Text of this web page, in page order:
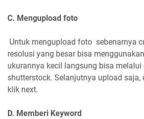
C. Mengupload foto
Untuk mengupload foto sebenarnya
resolusi yang besar bisa
ukurannya kecil langsung bisa
shutterstock. Selanjutnya upload saja,
klik next.
D. Memberi Keyword